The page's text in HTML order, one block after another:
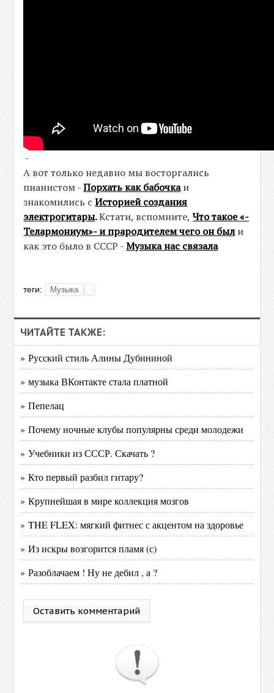
-
А вот только недавно мы восторгались
пианистом -Порхать как бабочка и
знакомились сИсторией создания
электрогитары.Кстати, вспомните, Что такое «-
Телармониум»- и прародителем чего он был и
как это было в СССР -Музыка нас связала
теги: Музыка
ЧИТАЙТЕ ТАКЖЕ:
» Русский стиль Алины Дубининой
» музыка ВКонтакте стала платной
» Пепелац
» Почему ночные клубы популярны среди молодежи
» Учебники из СССР. Скачать ?
» Кто первый разбил гитару?
» Крупнейшая в мире коллекция мозгов
» THE FLEX: мягкий фитнес с акцентом на здоровье
» Из искры возгорится пламя (с)
» Разоблачаем ! Ну не дебил , а ?
Оставить комментарий